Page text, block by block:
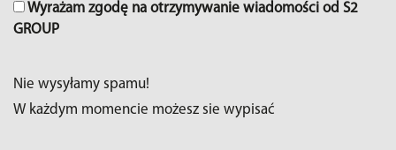
Wyrażam zgodę na otrzymywanie wiadomości od S2
GROUP
Nie wysyłamy spamu!
W każdym momencie możesz sie wypisać